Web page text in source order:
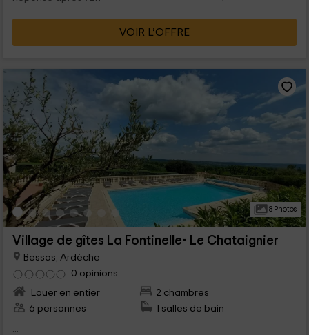
VOIR L’OFFRE
8 Photos
Village de gîtes La Fontinelle- Le Chataignier
Bessas, Ardèche
0 opinions
Louer en entier
2 chambres
6 personnes
1 salles de bain
...